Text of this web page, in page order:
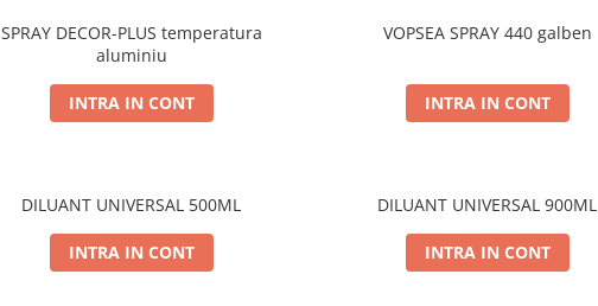
SPRAY DECOR-PLUS temperatura
aluminiu
INTRA IN CONT
VOPSEA SPRAY 440 galben
INTRA IN CONT
DILUANT UNIVERSAL 500ML
INTRA IN CONT
DILUANT UNIVERSAL 900ML
INTRA IN CONT